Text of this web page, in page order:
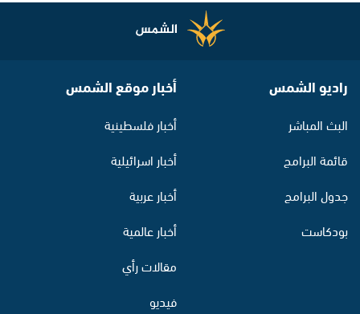
راديو الشمس
البث المباشر
قائمة البرامج
جدول البرامج
بودكاست
أخبار موقع الشمس
أخبار فلسطينية
أخبار اسرائيلية
أخبار عربية
أخبار عالمية
مقالات رأي
فيديو